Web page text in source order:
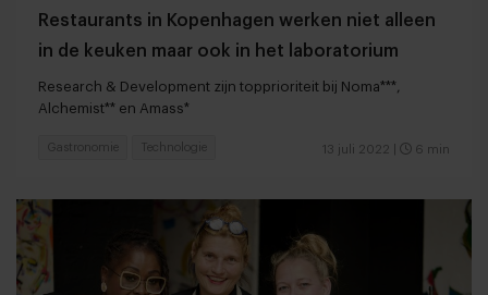
Restaurants in Kopenhagen werken niet alleen
in de keuken maar ook in het laboratorium
Research & Development zijn topprioriteit bij Noma***,
Alchemist** en Amass*
13 juli 2022 6 min
Gastronomie Technologie